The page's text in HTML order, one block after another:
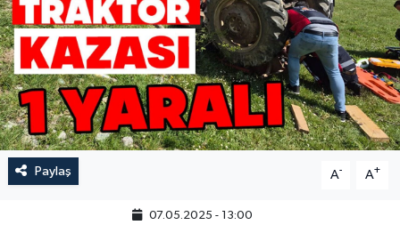
Paylaş A- A+
07.05.2025 - 13:00